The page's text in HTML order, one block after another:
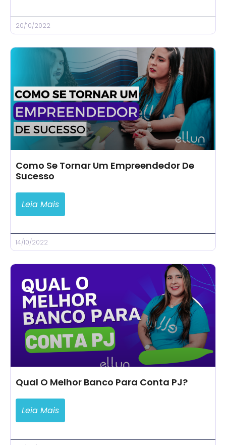
20/10/2022
Como Se Tornar Um Empreendedor De
Sucesso
Leia Mais
14/10/2022
Qual O Melhor Banco Para Conta PJ?
Leia Mais